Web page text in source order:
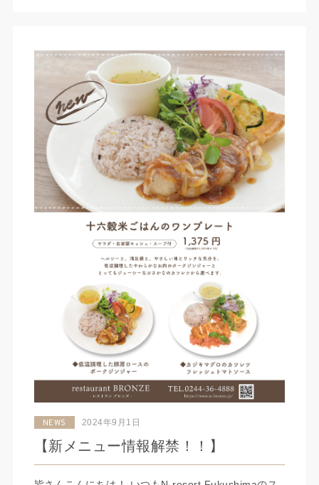
NEWS 2024年9月1日
【新メニュー情報解禁！！】